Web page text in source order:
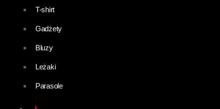
T-shirt
Gadżety
Bluzy
Leżaki
Parasole